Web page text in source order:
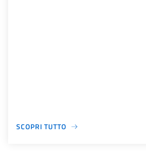
SCOPRI TUTTO